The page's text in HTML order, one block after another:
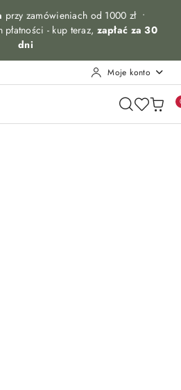
przy zamówieniach od 1000 zł •
- kup teraz, zapłać za 30
dni
Moje konto